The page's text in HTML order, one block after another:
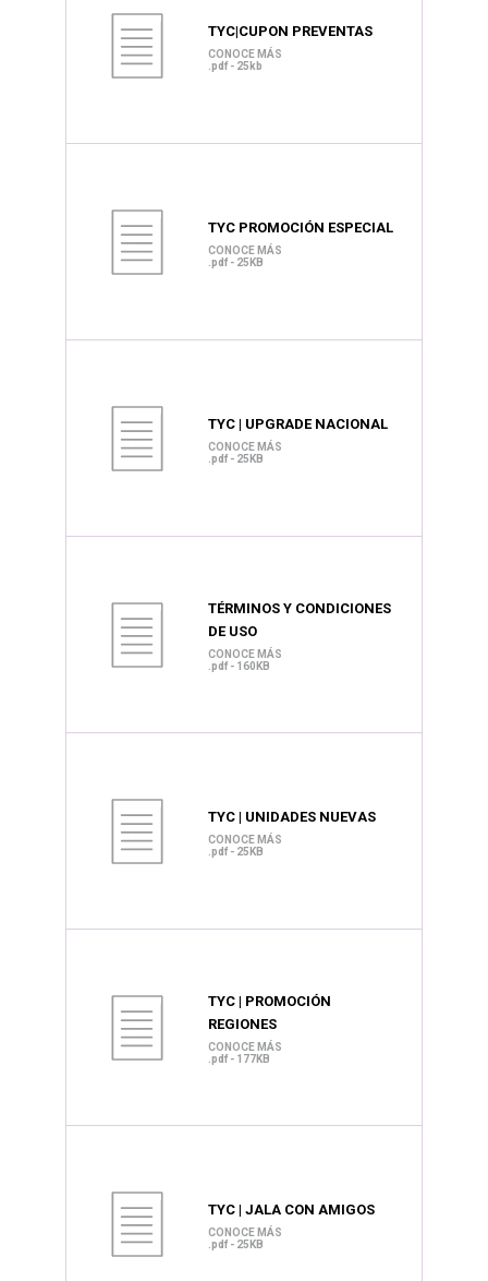
TYC|CUPON PREVENTAS
CONOCE MÁS
.pdf - 25kb
TYC PROMOCIÓN ESPECIAL
CONOCE MÁS
.pdf - 25KB
TYC | UPGRADE NACIONAL
CONOCE MÁS
.pdf - 25KB
TÉRMINOS Y CONDICIONES
DE USO
CONOCE MÁS
.pdf - 160KB
TYC | UNIDADES NUEVAS
CONOCE MÁS
.pdf - 25KB
TYC | PROMOCIÓN
REGIONES
CONOCE MÁS
.pdf - 177KB
TYC | JALA CON AMIGOS
CONOCE MÁS
.pdf - 25KB